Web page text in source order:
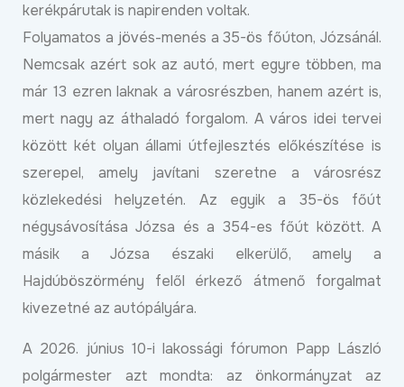
kerékpárutak is napirenden voltak.
Folyamatos a jövés-menés a 35-ös főúton, Józsánál.
Nemcsak azért sok az autó, mert egyre többen, ma
már 13 ezren laknak a városrészben, hanem azért is,
mert nagy az áthaladó forgalom. A város idei tervei
között két olyan állami útfejlesztés előkészítése is
szerepel, amely javítani szeretne a városrész
közlekedési helyzetén. Az egyik a 35-ös főút
négysávosítása Józsa és a 354-es főút között. A
másik a Józsa északi elkerülő, amely a
Hajdúböszörmény felől érkező átmenő forgalmat
kivezetné az autópályára.
A 2026. június 10-i lakossági fórumon Papp László
polgármester azt mondta: az önkormányzat az